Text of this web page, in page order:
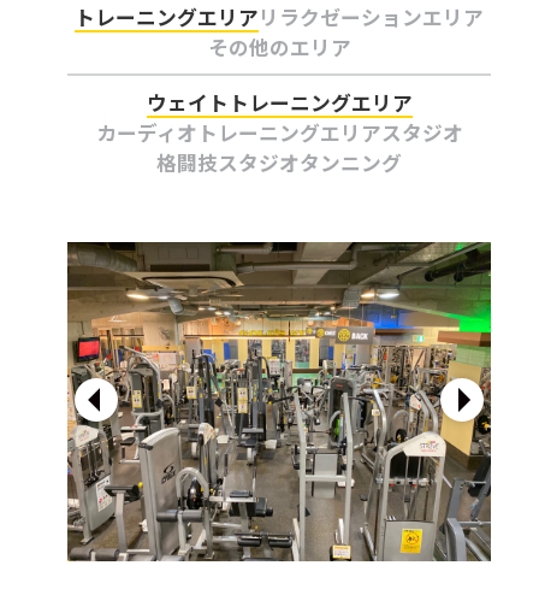
トレーニングエリアリラクゼーションエリア
その他のエリア
ウェイトトレーニングエリア
カーディオトレーニングエリアスタジオ
格闘技スタジオタンニング